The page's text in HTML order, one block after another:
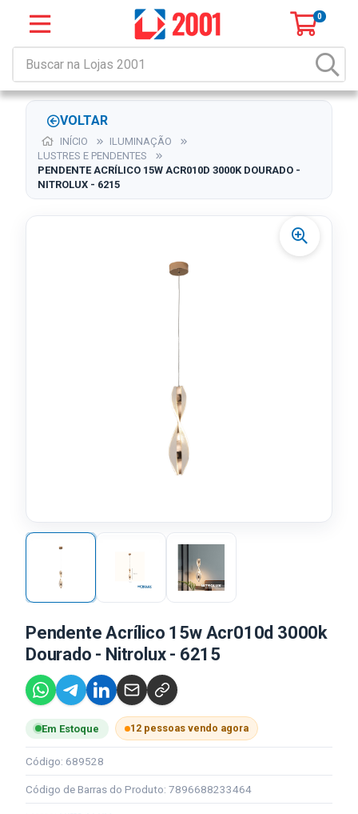
0
VOLTAR
INÍCIO
ILUMINAÇÃO
LUSTRES E PENDENTES
PENDENTE ACRÍLICO 15W ACR010D 3000K DOURADO -
NITROLUX - 6215
Pendente Acrílico 15w Acr010d 3000k
Dourado - Nitrolux - 6215
Em Estoque 12 pessoas vendo agora
Código: 689528
Código de Barras do Produto: 7896688233464